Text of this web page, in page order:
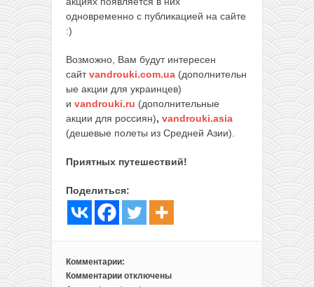
одновременно с публикацией на сайте
:)
Возможно, Вам будут интересен
сайтvandrouki.com.ua (дополнительн
ые акции для украинцев)
и vandrouki.ru (дополнительные
акции для россиян), vandrouki.asia
(дешевые полеты из Средней Азии).
Приятных путешествий!
Поделиться:
Комментарии:
Комментарии отключены